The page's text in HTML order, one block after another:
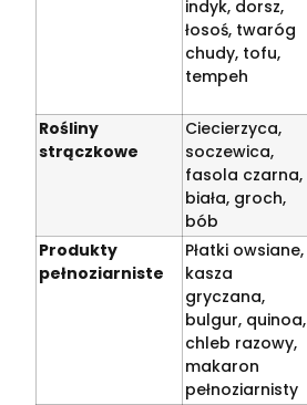
indyk, dorsz,
łosoś, twaróg
chudy, tofu,
tempeh
Rośliny
strączkowe
Ciecierzyca,
soczewica,
fasola czarna,
biała, groch,
bób
Produkty
pełnoziarniste
Płatki owsiane,
kasza
gryczana,
bulgur, quinoa,
chleb razowy,
makaron
pełnoziarnisty